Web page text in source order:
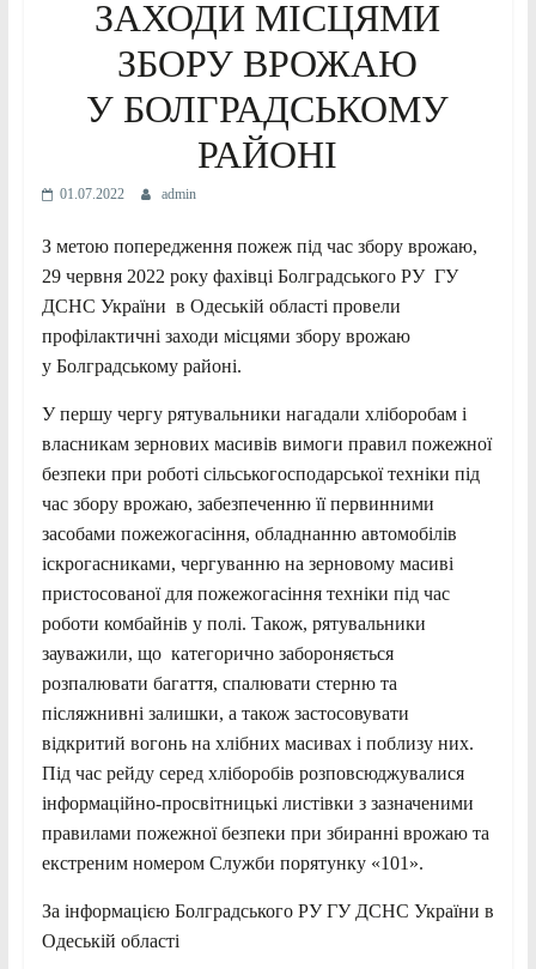
ЗАХОДИ МІСЦЯМИ
ЗБОРУ ВРОЖАЮ
У БОЛГРАДСЬКОМУ
РАЙОНІ
01.07.2022 admin
З метою попередження пожеж під час збору врожаю,
29 червня 2022 року фахівці Болградського РУ ГУ
ДСНС України в Одеській області провели
профілактичні заходи місцями збору врожаю
у Болградському районі.
У першу чергу рятувальники нагадали хліборобам і
власникам зернових масивів вимоги правил пожежної
безпеки при роботі сільськогосподарської техніки під
час збору врожаю, забезпеченню її первинними
засобами пожежогасіння, обладнанню автомобілів
іскрогасниками, чергуванню на зерновому масиві
пристосованої для пожежогасіння техніки під час
роботи комбайнів у полі. Також, рятувальники
зауважили, що категорично забороняється
розпалювати багаття, спалювати стерню та
післяжнивні залишки, а також застосовувати
відкритий вогонь на хлібних масивах і поблизу них.
Під час рейду серед хліборобів розповсюджувалися
інформаційно-просвітницькі листівки з зазначеними
правилами пожежної безпеки при збиранні врожаю та
екстреним номером Служби порятунку «101».
За інформацією Болградського РУ ГУ ДСНС України в
Одеській області